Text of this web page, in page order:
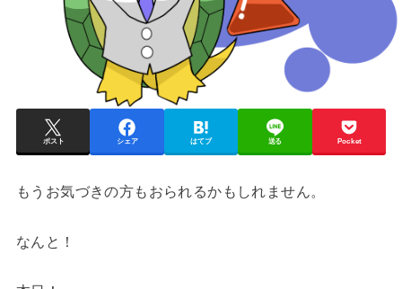
ポスト シェア はてブ 送る Pocket
もうお気づきの方もおられるかもしれません。
なんと！